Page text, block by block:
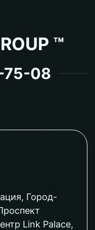
™
75-08
Город-
Link Palace,